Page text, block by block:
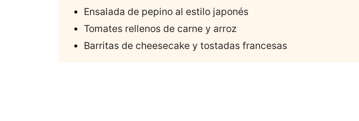
Ensalada de pepino al estilo japonés
Tomates rellenos de carne y arroz
Barritas de cheesecake y tostadas francesas